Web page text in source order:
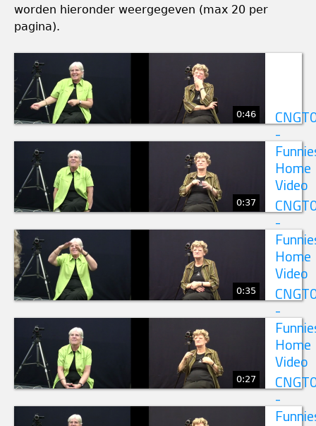
worden hieronder weergegeven (max 20 per
pagina).
0:46
-
Home
Video
0:37
-
Home
Video
0:35
-
Home
Video
0:27
-